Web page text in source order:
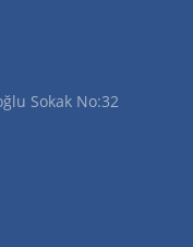
Sokak No:32